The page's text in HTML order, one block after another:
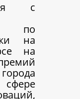
с
по
на
на